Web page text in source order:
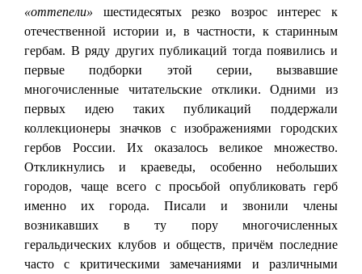
«оттепели» шестидесятых резко возрос интерес к
отечественной истории и, в частности, к старинным
гербам. В ряду других публикаций тогда появились и
первые подборки этой серии, вызвавшие
многочисленные читательские отклики. Одними из
первых идею таких публикаций поддержали
коллекционеры значков с изображениями городских
гербов России. Их оказалось великое множество.
Откликнулись и краеведы, особенно небольших
городов, чаще всего с просьбой опубликовать герб
именно их города. Писали и звонили члены
возникавших в ту пору многочисленных
геральдических клубов и обществ, причём последние
часто с критическими замечаниями и различными